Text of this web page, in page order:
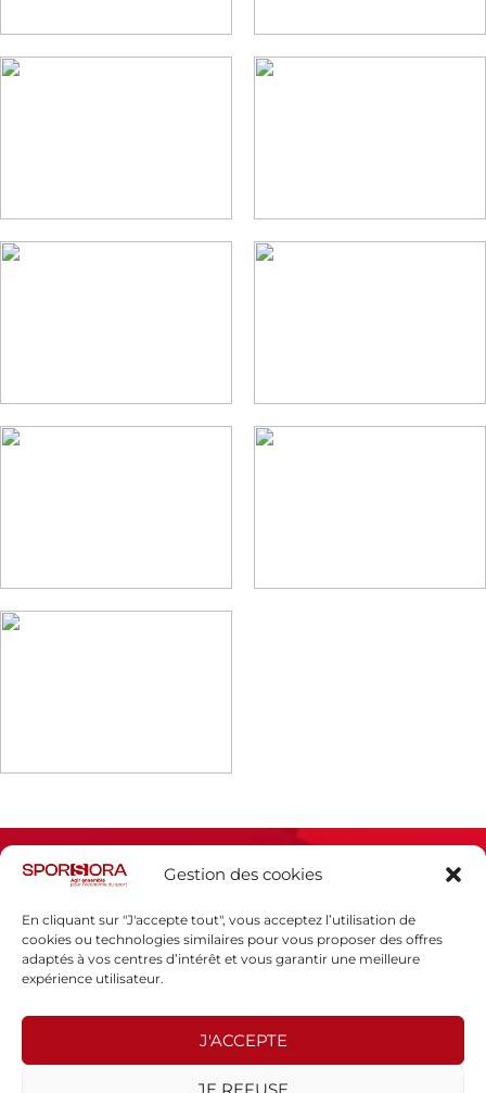
Gestion des cookies
En cliquant sur "J'accepte tout", vous acceptez l’utilisation de
cookies ou technologies similaires pour vous proposer des offres
adaptés à vos centres d’intérêt et vous garantir une meilleure
expérience utilisateur.
J'ACCEPTE
JE REFUSE
Espace presse
Politique de confidentialité
SPORSORA